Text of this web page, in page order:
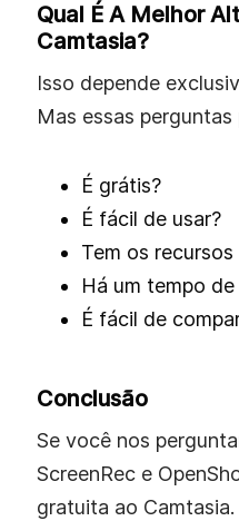
Qual É A Melhor
Camtasia?
Isso depende
Mas essas
É grátis?
É fácil de usar?
Tem os
Há um tempo
É fácil de
Conclusão
Se você nos
ScreenRec e
gratuita ao